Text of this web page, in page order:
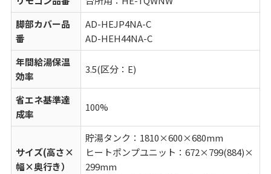
脚部カバー品
番
AD-HEJP4NA-C
AD-HEH44NA-C
年間給湯保温
効率
3.5(区分：E)
省エネ基準達
成率
100%
サイズ(高さ×
幅×奥行き）
貯湯タンク：1810×600×680mm
ヒートポンプユニット：672×799(884)×
299mm